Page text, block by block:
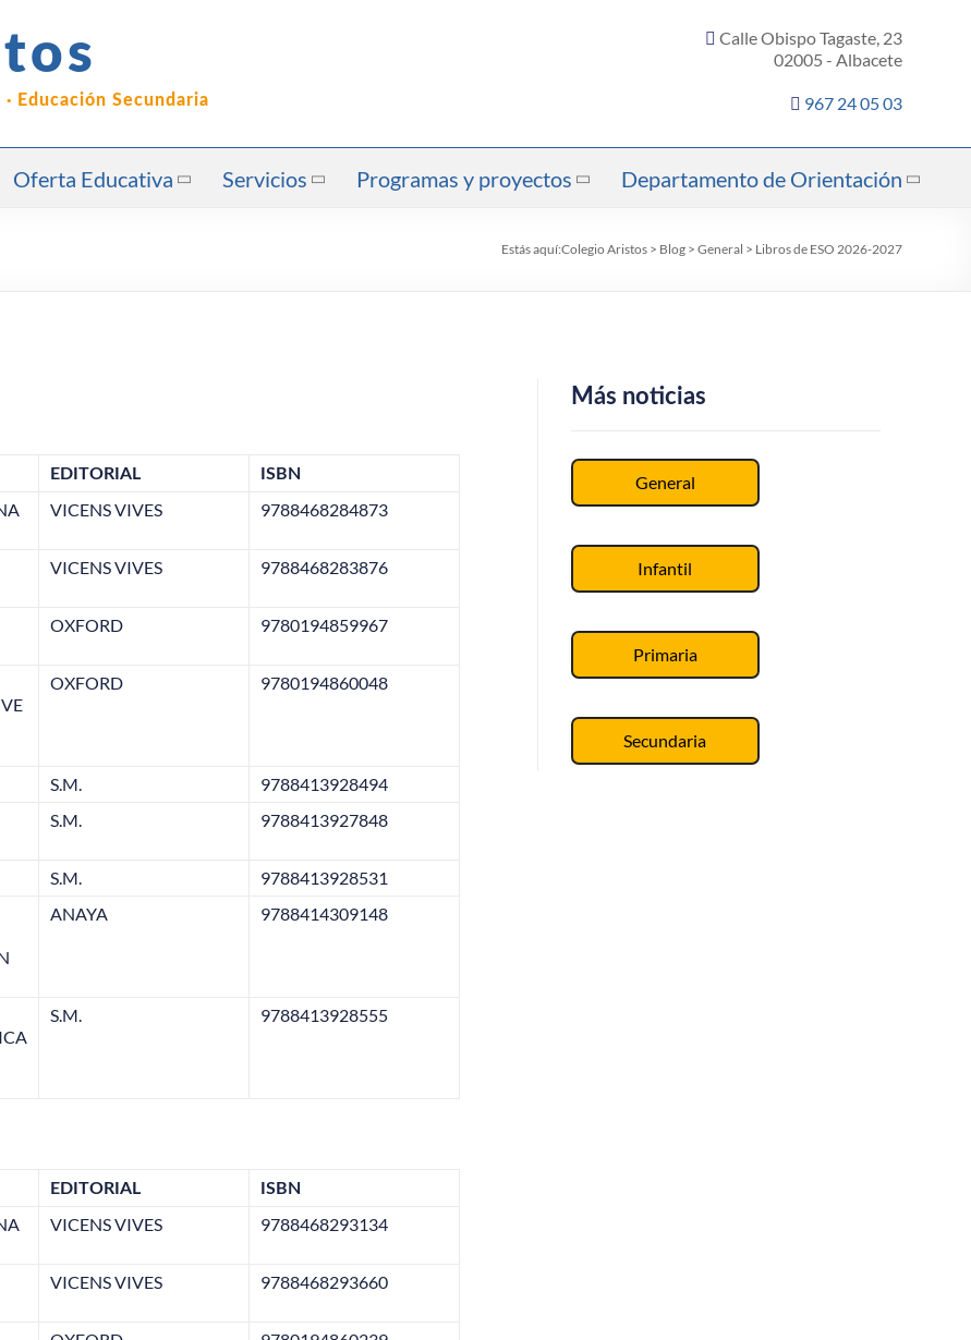
Educación Secundaria
Calle Obispo Tagaste, 23
02005 - Albacete
967 24 05 03
Oferta Educativa Servicios Programas y proyectos Departamento de Orientación
Estás aquí:Colegio Aristos > Blog > General > Libros de ESO 2026-2027
EDITORIAL ISBN
VICENS VIVES 9788468284873
VICENS VIVES 9788468283876
OXFORD 9780194859967
OXFORD 9780194860048
S.M.
9788413928494
S.M. 9788413927848
S.M.
9788413928531
ANAYA 9788414309148
S.M. 9788413928555
EDITORIAL ISBN
VICENS VIVES 9788468293134
VICENS VIVES 9788468293660
Más noticias
General
Infantil
Primaria
Secundaria